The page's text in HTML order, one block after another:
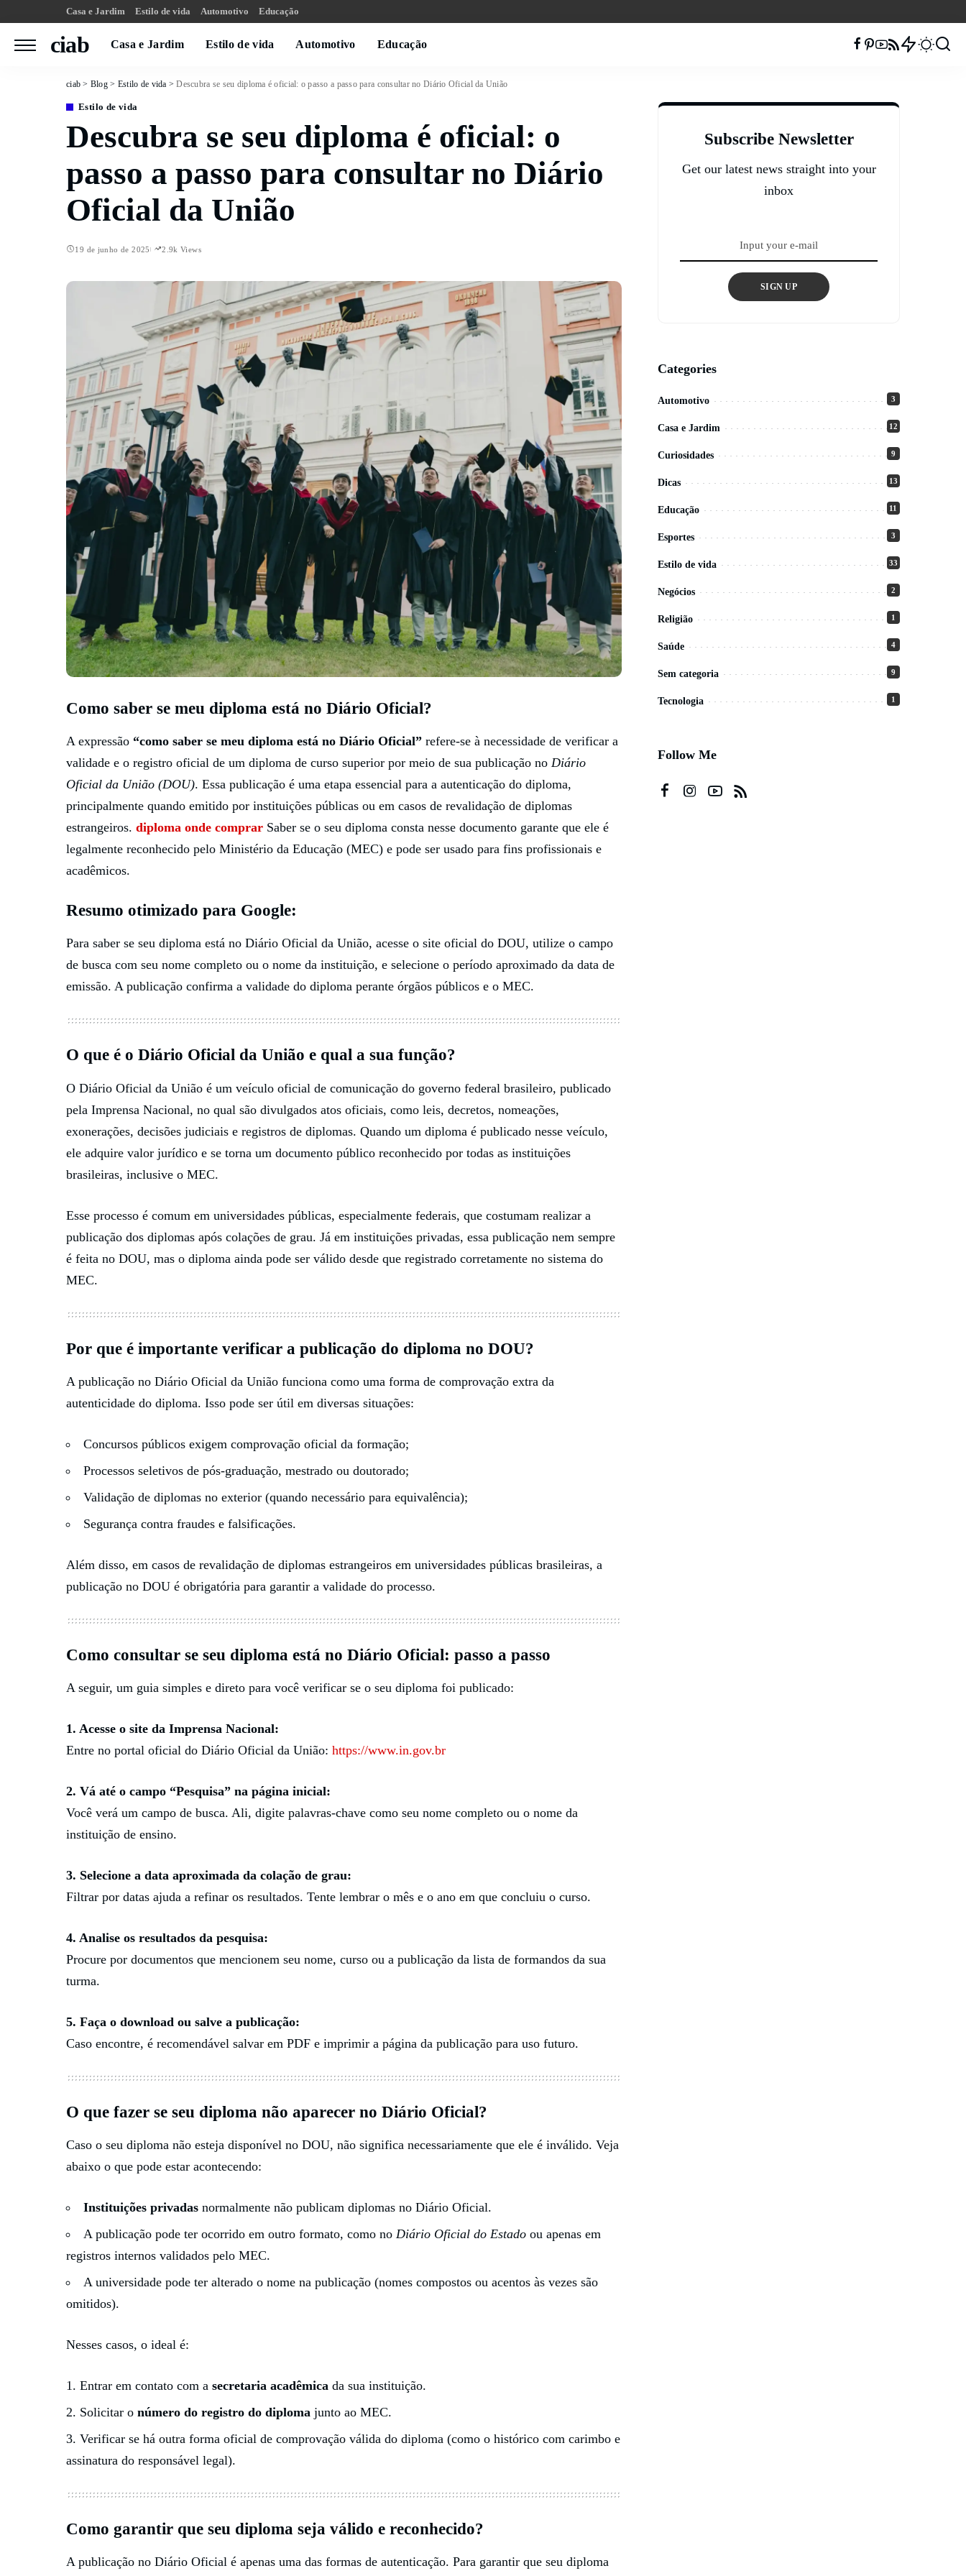
Casa e Jardim Estilo de vida Automotivo Educação
ciab Casa e Jardim Estilo de vida Automotivo Educação
ciab > Blog > Estilo de vida >Descubra se seu diploma é oficial: o passo a passo para consultar no Diário Oficial da União
Estilo de vida
Descubra se seu diploma é oficial: o
passo a passo para consultar no Diário
Oficial da União
19 de junho de 2025 2.9k Views
Como saber se meu diploma está no Diário Oficial?
A expressão “como saber se meu diploma está no Diário Oficial” refere-se à necessidade de verificar a
validade e o registro oficial de um diploma de curso superior por meio de sua publicação no Diário
Oficial da União (DOU). Essa publicação é uma etapa essencial para a autenticação do diploma,
principalmente quando emitido por instituições públicas ou em casos de revalidação de diplomas
estrangeiros. diploma onde comprar Saber se o seu diploma consta nesse documento garante que ele é
legalmente reconhecido pelo Ministério da Educação (MEC) e pode ser usado para fins profissionais e
acadêmicos.
Resumo otimizado para Google:
Para saber se seu diploma está no Diário Oficial da União, acesse o site oficial do DOU, utilize o campo
de busca com seu nome completo ou o nome da instituição, e selecione o período aproximado da data de
emissão. A publicação confirma a validade do diploma perante órgãos públicos e o MEC.
O que é o Diário Oficial da União e qual a sua função?
O Diário Oficial da União é um veículo oficial de comunicação do governo federal brasileiro, publicado
pela Imprensa Nacional, no qual são divulgados atos oficiais, como leis, decretos, nomeações,
exonerações, decisões judiciais e registros de diplomas. Quando um diploma é publicado nesse veículo,
ele adquire valor jurídico e se torna um documento público reconhecido por todas as instituições
brasileiras, inclusive o MEC.
Esse processo é comum em universidades públicas, especialmente federais, que costumam realizar a
publicação dos diplomas após colações de grau. Já em instituições privadas, essa publicação nem sempre
é feita no DOU, mas o diploma ainda pode ser válido desde que registrado corretamente no sistema do
MEC.
Por que é importante verificar a publicação do diploma no DOU?
A publicação no Diário Oficial da União funciona como uma forma de comprovação extra da
autenticidade do diploma. Isso pode ser útil em diversas situações:
Concursos públicos exigem comprovação oficial da formação;
Processos seletivos de pós-graduação, mestrado ou doutorado;
Validação de diplomas no exterior (quando necessário para equivalência);
Segurança contra fraudes e falsificações.
Além disso, em casos de revalidação de diplomas estrangeiros em universidades públicas brasileiras, a
publicação no DOU é obrigatória para garantir a validade do processo.
Como consultar se seu diploma está no Diário Oficial: passo a passo
A seguir, um guia simples e direto para você verificar se o seu diploma foi publicado:
1. Acesse o site da Imprensa Nacional:
Entre no portal oficial do Diário Oficial da União: https://www.in.gov.br
2. Vá até o campo “Pesquisa” na página inicial:
Você verá um campo de busca. Ali, digite palavras-chave como seu nome completo ou o nome da
instituição de ensino.
3. Selecione a data aproximada da colação de grau:
Filtrar por datas ajuda a refinar os resultados. Tente lembrar o mês e o ano em que concluiu o curso.
4. Analise os resultados da pesquisa:
Procure por documentos que mencionem seu nome, curso ou a publicação da lista de formandos da sua
turma.
5. Faça o download ou salve a publicação:
Caso encontre, é recomendável salvar em PDF e imprimir a página da publicação para uso futuro.
O que fazer se seu diploma não aparecer no Diário Oficial?
Caso o seu diploma não esteja disponível no DOU, não significa necessariamente que ele é inválido. Veja
abaixo o que pode estar acontecendo:
Instituições privadas normalmente não publicam diplomas no Diário Oficial.
A publicação pode ter ocorrido em outro formato, como no Diário Oficial do Estado ou apenas em
registros internos validados pelo MEC.
A universidade pode ter alterado o nome na publicação (nomes compostos ou acentos às vezes são
omitidos).
Nesses casos, o ideal é:
Entrar em contato com a secretaria acadêmica da sua instituição.
Solicitar o número do registro do diploma junto ao MEC.
Verificar se há outra forma oficial de comprovação válida do diploma (como o histórico com carimbo e
assinatura do responsável legal).
Como garantir que seu diploma seja válido e reconhecido?
A publicação no Diário Oficial é apenas uma das formas de autenticação. Para garantir que seu diploma
Subscribe Newsletter
Get our latest news straight into your
inbox
SIGN UP
Categories
Automotivo 3
Casa e Jardim 12
Curiosidades 9
Dicas 13
Educação 11
Esportes 3
Estilo de vida 33
Negócios 2
Religião 1
Saúde 4
Sem categoria 9
Tecnologia 1
Follow Me